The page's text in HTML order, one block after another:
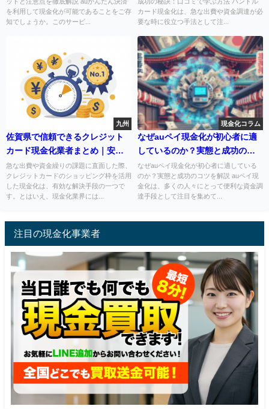
を利用して現金化が可能であることをご存
知でしょうか。このサービ...
カード現金化は、急な出費や資金調達が必
要な時に役立つ手法として注...
九州
佐賀県で信頼できるクレジット
カード現金化業者まとめ｜安全
に即日対応できる店舗情報を厳
選
急な出費や資金繰りの課題に直面した際、
クレジットカードのショッピング枠を活用
した現金化は、有効な解決手段の一つで
す。とはいえ、現金化業界には...
現金化コラム
なぜauペイ現金化が初心者に適
しているのか？実態と成功のコ
ツを解説
なぜauペイ現金化が初心者に適している
のか？実態と成功のコツを解説 auペイ現
金化は、多くの人々にとって便利な資金調
達手段として注目を集めて...
注目の現金化事業者